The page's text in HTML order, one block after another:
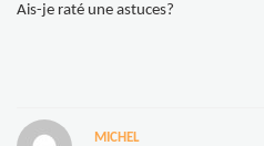
Ais-je raté une astuces?
MICHEL